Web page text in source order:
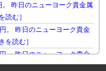
昨日のニューヨーク貴金属
読む］
。 昨日のニューヨーク貴金
を読む］
。 昨日のニューヨーク貴金
を読む］